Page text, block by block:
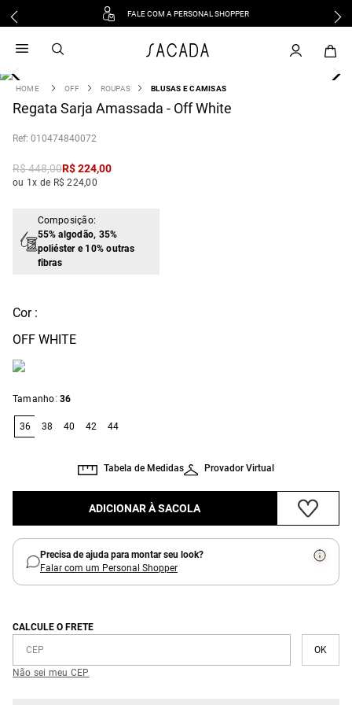
FALE COM A PERSONAL SHOPPER
OFF ROUPAS BLUSAS E CAMISAS
Regata Sarja Amassada - Off White
: 010474840072
R$448,00R$224,00
ou 1x de R$ 224,00
Composição:
55% algodão, 35%
poliéster e 10% outras
fibras
Cor :
OFF WHITE
Tamanho: 36
36 38 40 42 44
Provador Virtual
Tabela de Medidas
ADICIONAR À SACOLA
Precisa de ajuda para montar seu look?
Falar com um Personal Shopper
CALCULE O FRETE
Não sei meu CEP
vestido
3 º blusa
º tricot
º macacão
jeans
º camisa